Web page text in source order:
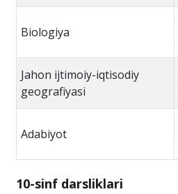
Biologiya
Jahon ijtimoiy-iqtisodiy
geografiyasi
Adabiyot
10-sinf darsliklari